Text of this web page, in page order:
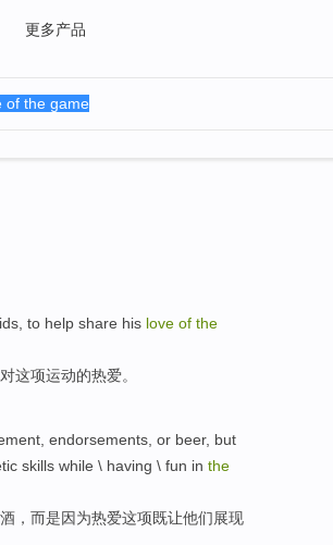
更多产品
to help share his love of the
这项运动的热爱。
endorsements or beer, but
skills while \ having \ fun in the
， 而是因为热爱这项既让他们展现